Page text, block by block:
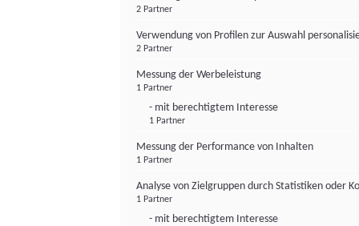
2 Partner
Verwendung von Profilen zur Auswahl
2 Partner
Messung der Werbeleistung
1 Partner
- mit berechtigtem Interesse
1 Partner
Messung der Performance von Inhalten
1 Partner
Analyse von Zielgruppen durch Statistiken oder
1 Partner
- mit berechtigtem Interesse